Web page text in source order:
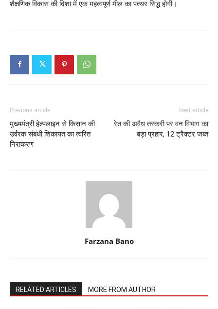
शैक्षणिक विकास की दिशा में एक महत्वपूर्ण मील का पत्थर सिद्ध होगी।
Previous article
मुख्यमंत्री हेल्पलाइन से किसान की
उर्वरक संबंधी शिकायत का त्वरित
निराकरण
Next article
रेत की अवैध तस्करी पर वन विभाग का
बड़ा प्रहार, 12 ट्रैक्टर जब्त
Farzana Bano
RELATED ARTICLES MORE FROM AUTHOR